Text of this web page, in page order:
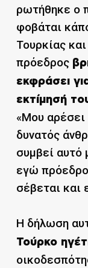
ρωτήθηκε ο
φοβάται
Τουρκίας
πρόεδρος
εκφράσει
εκτίμησή
«Μου αρέσει
δυνατός
συμβεί αυτό
εγώ
σέβεται και
Η δήλωση
Τούρκο